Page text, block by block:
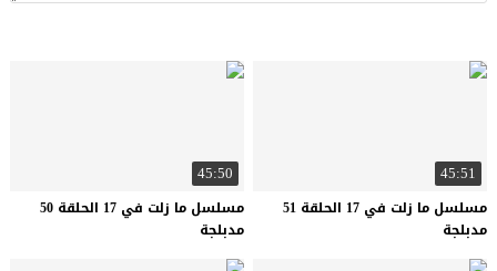
45:51
مسلسل ما زلت في 17 الحلقة 51
مدبلجة
45:50
مسلسل ما زلت في 17 الحلقة 50
مدبلجة